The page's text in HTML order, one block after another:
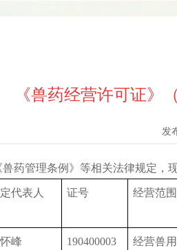
《兽药经营许可证》
发
管理条例》等相关法律规定，
代表人 证号 经营范围
峰
190400003
经营兽